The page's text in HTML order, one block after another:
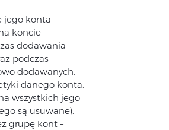
jego konta
koncie
dodawania
podczas
dodawanych.
danego konta.
wszystkich jego
są usuwane).
grupę kont –